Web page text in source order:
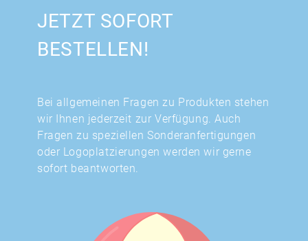
JETZT SOFORT
BESTELLEN!
Bei allgemeinen Fragen zu Produkten stehen
wir Ihnen jederzeit zur Verfügung. Auch
Fragen zu speziellen Sonderanfertigungen
oder Logoplatzierungen werden wir gerne
sofort beantworten.